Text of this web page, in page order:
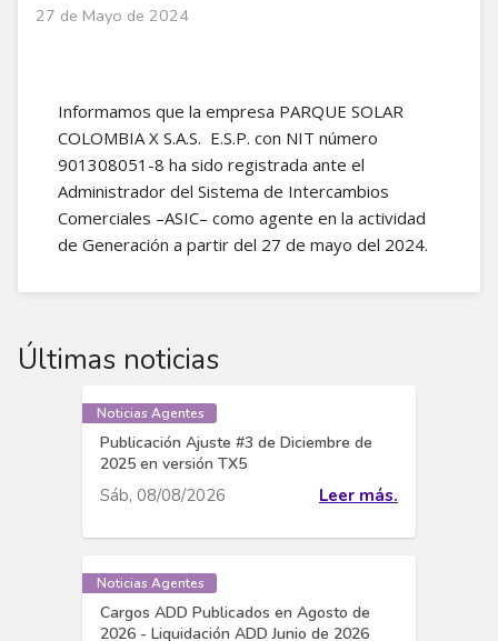
27 de Mayo de 2024
Informamos que la empresa PARQUE SOLAR
COLOMBIA X S.A.S. E.S.P. con NIT número
901308051-8 ha sido registrada ante el
Administrador del Sistema de Intercambios
Comerciales –ASIC– como agente en la actividad
de Generación a partir del 27 de mayo del 2024.
Últimas noticias
Noticias Agentes
Publicación Ajuste #3 de Diciembre de
2025 en versión TX5
Sáb, 08/08/2026 Leer más.
Noticias Agentes
Cargos ADD Publicados en Agosto de
2026 - Liquidación ADD Junio de 2026